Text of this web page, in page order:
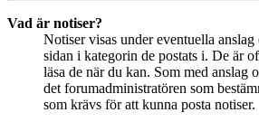
Vad är notiser?
Notiser visas under eventuella anslag
sidan i kategorin de postats i. De är
läsa de när du kan. Som med anslag
det forumadministratören som
som krävs för att kunna posta notiser.